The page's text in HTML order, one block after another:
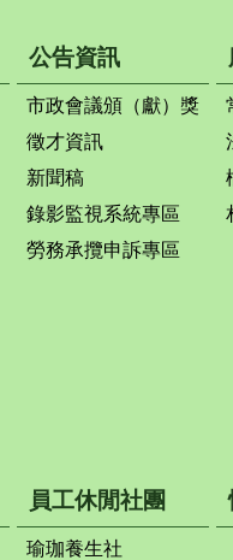
公告資訊
市政會議頒（獻）獎
徵才資訊
新聞稿
錄影監視系統專區
勞務承攬申訴專區
員工休閒社團
瑜珈養生社